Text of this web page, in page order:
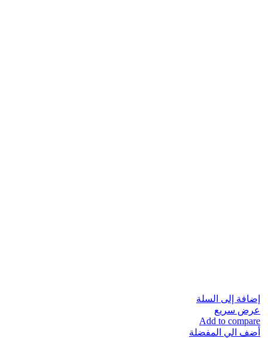
إضافة إلى السلة
عرض سريع
Add to compare
أضف الي المفضلة